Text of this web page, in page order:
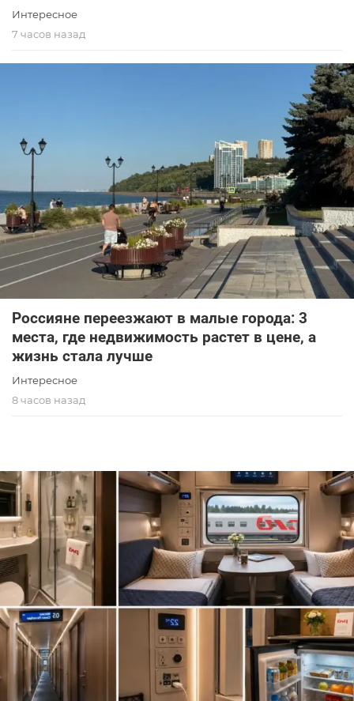
Интересное
7 часов назад
Россияне переезжают в малые города: 3
места, где недвижимость растет в цене, а
жизнь стала лучше
Интересное
8 часов назад